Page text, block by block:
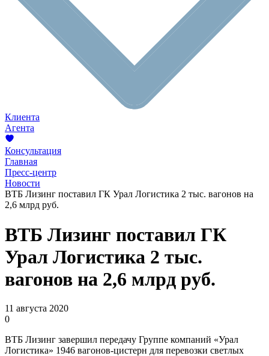
Клиента
Агента
Консультация
Главная
Пресс-центр
Новости
ВТБ Лизинг поставил ГК Урал Логистика 2 тыс. вагонов на
2,6 млрд руб.
ВТБ Лизинг поставил ГК
Урал Логистика 2 тыс.
вагонов на 2,6 млрд руб.
11 августа 2020
0
ВТБ Лизинг завершил передачу Группе компаний «Урал
Логистика» 1946 вагонов-цистерн для перевозки светлых